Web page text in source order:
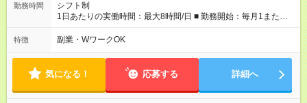
勤務時間
シフト制
1日あたりの実働時間：最大8時間/日 ■ 勤務開始：毎月1または
16日 ■ 9-18時のなかで1日6時間～週4日以上勤務を想定してい
ます。 （週3になる等、週によっては相談可能） ■ シフト例 ・
日】 完全週休2日制 ◇土日、祝日休み ◇年末年始休暇あり
特徴 副業・WワークOK
気になる！ 応募する 詳細へ